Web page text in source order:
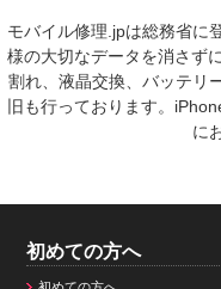
モバイル修理.jpは総務省に
様の大切なデータを消さず
割れ、液晶交換、バッテリ
旧も行っております。
に
初めての方へ